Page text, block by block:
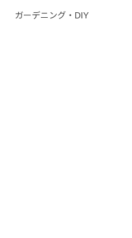
ガーデニング・DIY